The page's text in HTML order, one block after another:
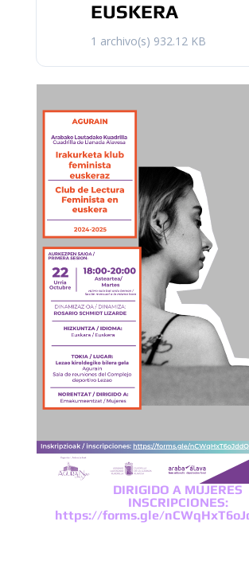
EUSKERA
1 archivo(s) 932.12 KB
DIRIGIDO A MUJERES
INSCRIPCIONES:
https://forms.gle/